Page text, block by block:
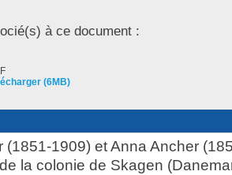
à ce document :
(6MB)
(1851-1909) et Anna Ancher
la colonie de Skagen